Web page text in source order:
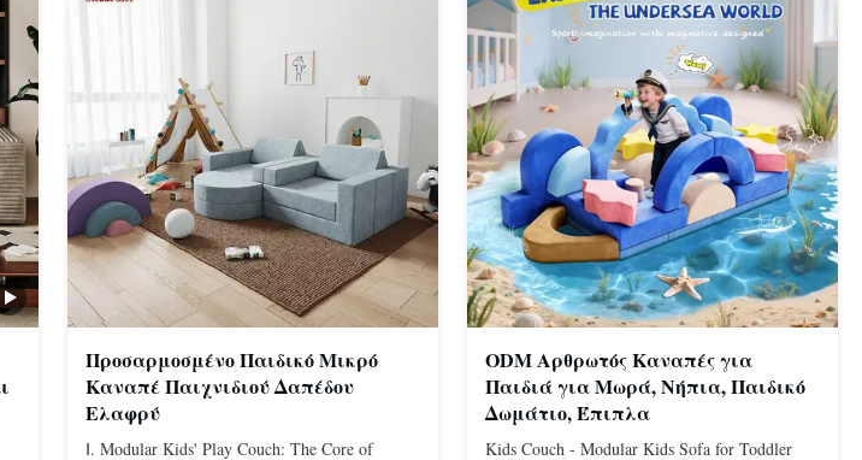
Προσαρμοσμένο Παιδικό Μικρό
Καναπέ Παιχνιδιού Δαπέδου
Ελαφρύ
Ⅰ. Modular Kids' Play Couch: The Core of
ODM Αρθρωτός Καναπές για
Παιδιά για Μωρά, Νήπια, Παιδικό
Δωμάτιο, Έπιπλα
Kids Couch - Modular Kids Sofa for Toddler